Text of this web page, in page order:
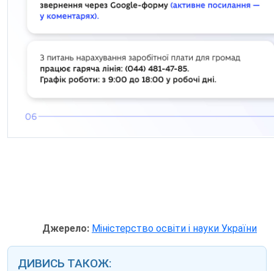
Джерело: Міністерство освіти і науки України
ДИВИСЬ ТАКОЖ: